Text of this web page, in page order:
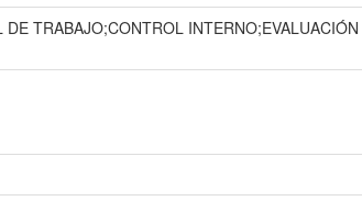
TRABAJO;CONTROL